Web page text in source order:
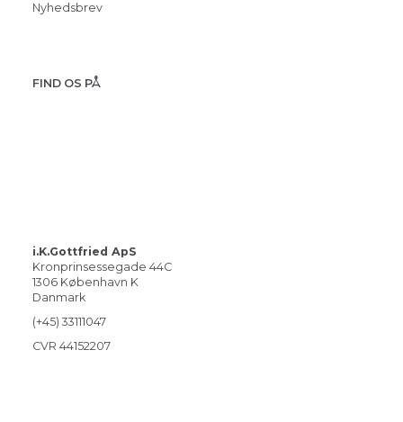
Nyhedsbrev
FIND OS PÅ
i.K.Gottfried ApS
Kronprinsessegade 44C
1306 København K
Danmark
(+45) 33111047
CVR 44152207